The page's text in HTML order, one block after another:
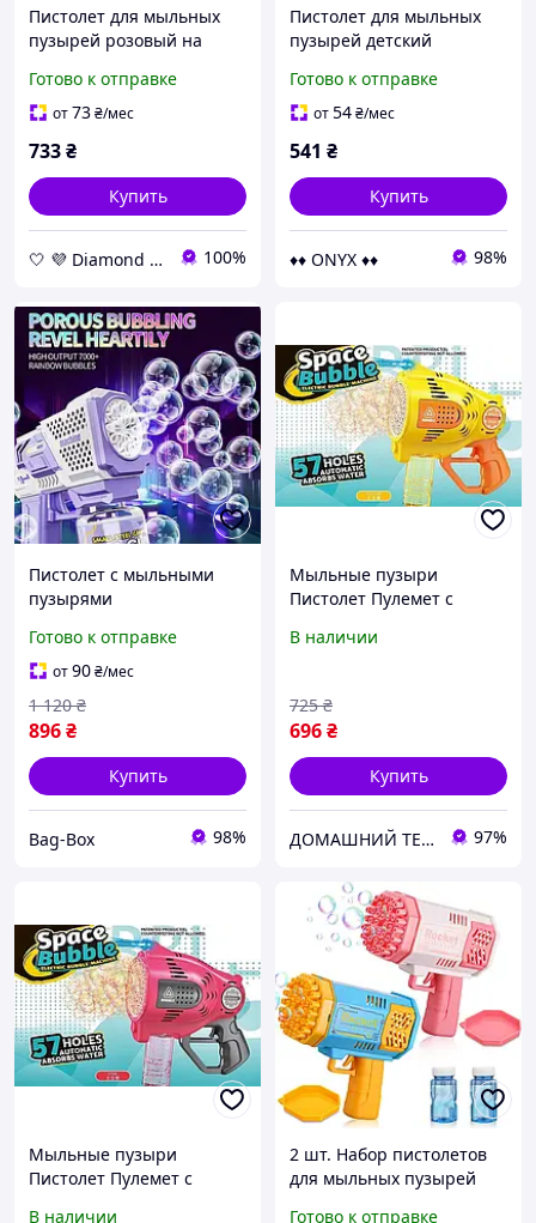
Пистолет для мыльных
пузырей розовый на
зарядкой и световыми
эффектами, 22х12х23 см
Готово к отправке
от73₴/мес
733₴
Купить
🤍 💜 Diamond 🤍 💜 100%
Пистолет для мыльных
пузырей детский
светом и USB зарядкой
пластиковый набор
Готово к отправке
от54₴/мес
541 ₴
Купить
♦♦ ONYX ♦♦ 98%
Пистолет с мыльными
пузырями
Генератор мыльных
пузырей bubble gun
Пистолет-мыльные
пузыри Мыльный
пузырьковый пист
Готово к отправке
от90₴/мес
896₴
1 120 ₴
Купить
Bag-Box 98%
Мыльные пузыри
Пистолет Пулемет с
см на аккумуляторах с
В наличии
696₴
725 ₴
Купить
ДОМАШНИЙ ТЕКСТИЛЬ - уют и комфорт в Вашем доме 97%
Мыльные пузыри
Пистолет Пулемет с
В наличии
2 шт. Набор пистолетов
для мыльных пузырей
Готово к отправке